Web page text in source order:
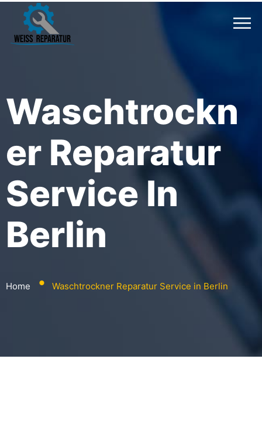
Waschtrockn
Er Reparatur
Service In
Berlin
Home ⬤ Waschtrockner Reparatur Service in Berlin